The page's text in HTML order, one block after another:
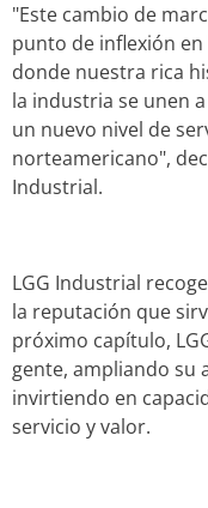
"Este cambio de
punto de inflexión
donde nuestra rica
la industria se unen
un nuevo nivel de
norteamericano",
Industrial.
LGG Industrial
la reputación que
próximo capítulo,
gente, ampliando su
invirtiendo en
servicio y valor.